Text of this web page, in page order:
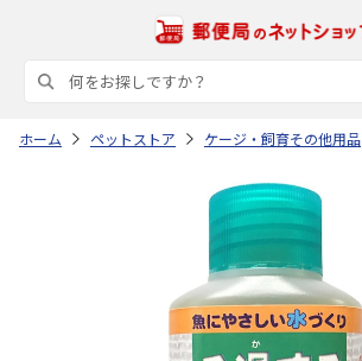
ホーム ペットストア ケージ・飼育その他用品